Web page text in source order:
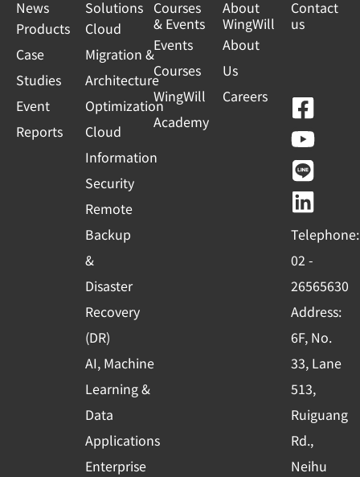
News
Products
Case
Studies
Event
Reports
Solutions
Cloud
Migration &
Architecture
Optimization
Cloud
Information
Security
Remote
Backup
&
Disaster
Recovery
(DR)
AI, Machine
Learning &
Data
Applications
Enterprise
Courses
& Events
Events
Courses
WingWill
Academy
About
WingWill
About
Us
Careers
Contact
us
F
a
c
e
b
o
o
k
-
s
q
u
a
r
e
Y
o
u
t
u
b
e
L
i
n
e
L
i
n
k
e
d
i
n
Telephone:
02 -
26565630
Address:
6F, No.
33, Lane
513,
Ruiguang
Rd.,
Neihu